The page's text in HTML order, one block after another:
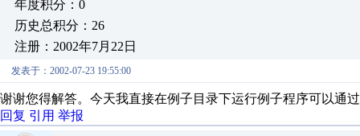
年度积分：0
历史总积分：26
注册：2002年7月22日
发表于：2002-07-23 19:55:00
谢谢您得解答。今天我直接在例子目录下运行例子程序可以通
回复 引用 举报